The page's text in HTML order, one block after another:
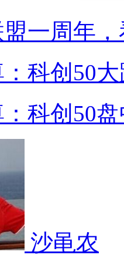
一周年，
科创50
科创50
沙黾农